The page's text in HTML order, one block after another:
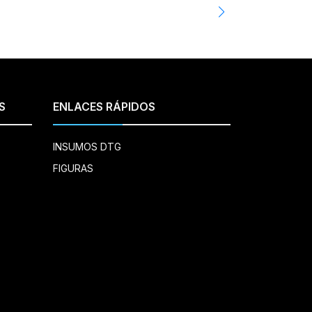
ENLACES RÁPIDOS
INSUMOS DTG
FIGURAS